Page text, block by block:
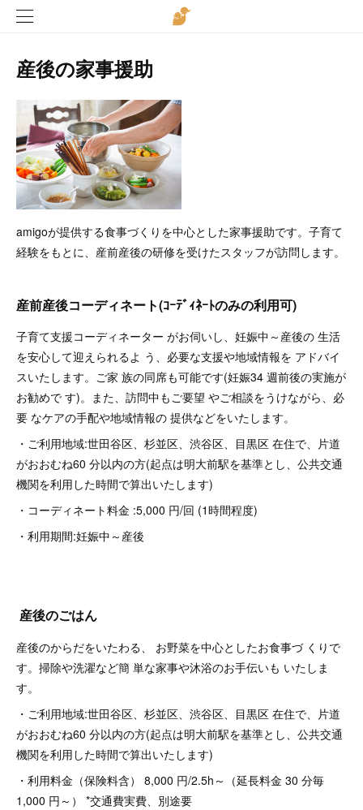
産後の家事援助
amigoが提供する食事づくりを中心とした家事援助です。子育て
経験をもとに、産前産後の研修を受けたスタッフが訪問します。
産前産後コーディネート(ｺｰﾃﾞｨﾈｰﾄのみの利用可)
子育て支援コーディネーター がお伺いし、妊娠中～産後の 生活
を安心して迎えられるよ う、必要な支援や地域情報を アドバイ
スいたします。ご家 族の同席も可能です(妊娠34 週前後の実施が
お勧めで す)。また、訪問中もご要望 やご相談をうけながら、必
要 なケアの手配や地域情報の 提供などをいたします。
・ご利用地域:世田谷区、杉並区、渋谷区、目黒区 在住で、片道
がおおむね60 分以内の方(起点は明大前駅を基準とし、公共交通
機関を利用した時間で算出いたします)
・コーディネート料金 :5,000 円/回 (1時間程度)
・利用期間:妊娠中～産後
産後のごはん
産後のからだをいたわる、 お野菜を中心としたお食事づ くりで
す。掃除や洗濯など簡 単な家事や沐浴のお手伝いも いたしま
す。
・ご利用地域:世田谷区、杉並区、渋谷区、目黒区 在住で、片道
がおおむね60 分以内の方(起点は明大前駅を基準とし、公共交通
機関を利用した時間で算出いたします)
・利用料金（保険料含） 8,000 円/2.5h～（延長料金 30 分毎
1,000 円～） *交通費実費、別途要